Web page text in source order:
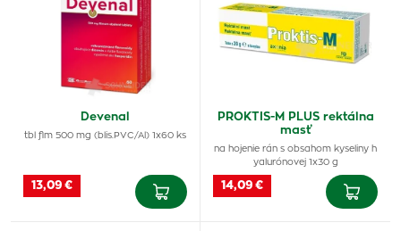
Devenal
tbl flm 500 mg (blis.PVC/Al) 1x60 ks
13,09 €
PROKTIS-M PLUS rektálna
masť
na hojenie rán s obsahom kyseliny h
yalurónovej 1x30 g
14,09 €